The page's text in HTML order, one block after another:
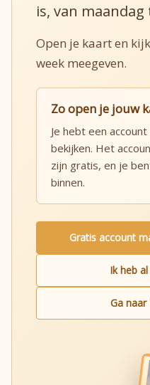
is, van
Open je kaart en
week meegeven.
Zo open je jouw
Je hebt een
bekijken. Het
zijn gratis, en je
binnen.
Gratis account
Ik heb
Ga